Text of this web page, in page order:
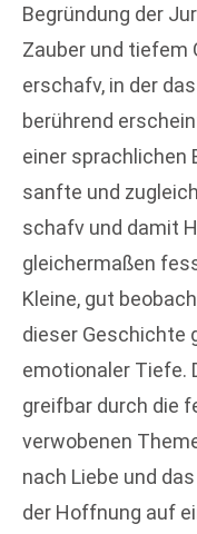
Begründung der
Zauber und tiefem
erschafv, in der
berührend
einer sprachlichen
sanfte und
schafv und damit
gleichermaßen
Kleine, gut
dieser Geschichte
emotionaler Tiefe.
greifbar durch die
verwobenen
nach Liebe und
der Hoffnung auf